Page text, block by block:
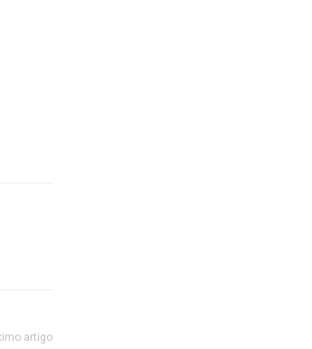
artigo